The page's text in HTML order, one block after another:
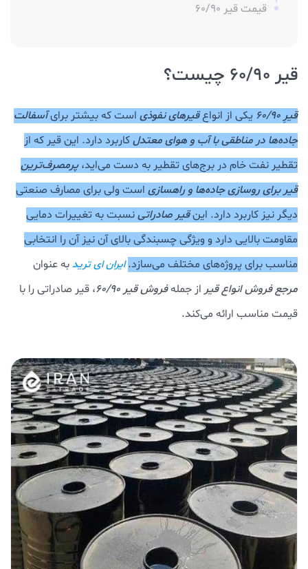
قیمت قیر 60/90
قیر 60/90 چیست؟
قیرِ 60/90 یکی از انواعقیرهای نفوذی است که بیشتر برایآسفالت
جاده‌ها در مناطقی با آب و هوای معتدلکاربرد دارد. این قیر که از
تقطیر نفت خام در برج‌های تقطیر به دست می‌اید،پرمصرف‌ترین
قیر برای روسازی جاده‌ها و راهسازی است ولی برای مصارف صنعتی
دیگر نیز کاربرد دارد. اینقیر صادراتینسبت به تغییرات دمایی
مقاومت بالایی دارد و ویژگی چسبندگی بالای آن نیز آن را انتخابی
مناسب برای پروژه‌های مختلف می‌سازد. ایران ای تریدبه عنوان
مرجع فروش انواع قیر از جملهفروش قیر 60/90
، قیر صادراتی را با
قیمت مناسب ارائه می‌کند.